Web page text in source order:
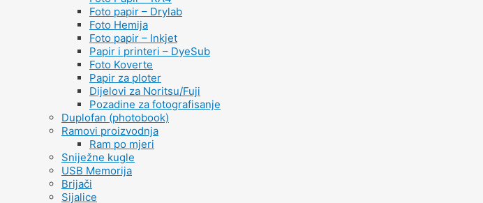
Foto papir – Drylab
Foto Hemija
Foto papir – Inkjet
Papir i printeri – DyeSub
Foto Koverte
Papir za ploter
Dijelovi za Noritsu/Fuji
Pozadine za fotografisanje
Duplofan (photobook)
Ramovi proizvodnja
Ram po mjeri
Sniježne kugle
USB Memorija
Brijači
Sijalice